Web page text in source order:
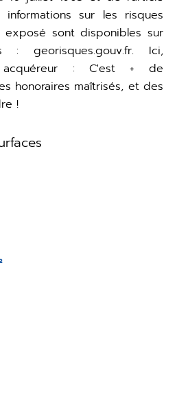
informations sur les risques
sont disponibles sur
: georisques.gouv.fr. Ici,
acquéreur : C'est + de
honoraires maîtrisés, et des
!